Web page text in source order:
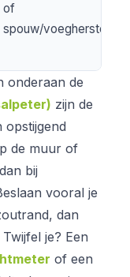
of
spouw/voegherstel
onderaan de
zijn de
de muur of
bij
vooral je
dan
Twijfel je? Een
of een